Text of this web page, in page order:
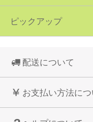
ピックアップ
配送について
お支払い方法につ